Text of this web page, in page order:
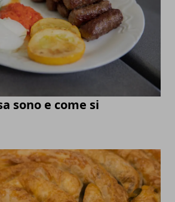
sono e come si